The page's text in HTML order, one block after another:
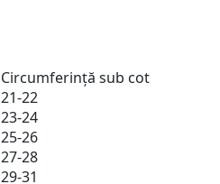
Circumferință sub cot
21-22
23-24
25-26
27-28
29-31